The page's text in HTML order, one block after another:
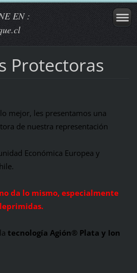
EN :
Protectoras
mejor, les presentamos una
de nuestra representación
Económica Europea y
da lo mismo, especialmente
tecnología Agión® Plata y Ion